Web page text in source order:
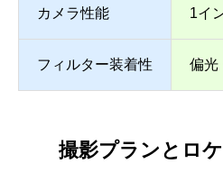
カメラ性能 1イ
フィルター装着性 偏光
撮影プランとロ